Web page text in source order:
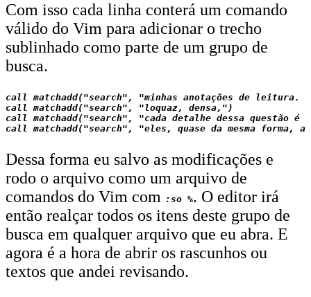
Com isso cada linha conterá um comando
válido do Vim para adicionar o trecho
sublinhado como parte de um grupo de
busca.
call matchadd("search", "minhas anotações de leitura.
call matchadd("search", "loquaz, densa,")
call matchadd("search", "cada detalhe dessa questão é
Dessa forma eu salvo as modificações e
rodo o arquivo como um arquivo de
comandos do Vim com
:so %. O editor irá
então realçar todos os itens deste grupo de
busca em qualquer arquivo que eu abra. E
agora é a hora de abrir os rascunhos ou
textos que andei revisando.